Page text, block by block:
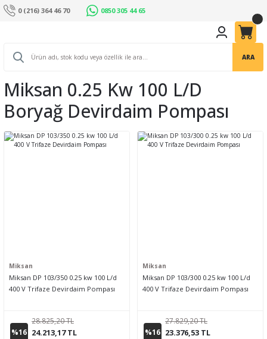
0 (216) 364 46 70 0850 305 44 65
ARA
Miksan 0.25 Kw 100 L/d
Boryağ Devirdaim Pompası
Miksan
Miksan DP 103/350 0.25 kw 100 L/d
400 V Trifaze Devirdaim Pompası
%16
28.825,20 TL
24.213,17 TL
Miksan
Miksan DP 103/300 0.25 kw 100 L/d
400 V Trifaze Devirdaim Pompası
%16
27.829,20 TL
23.376,53 TL